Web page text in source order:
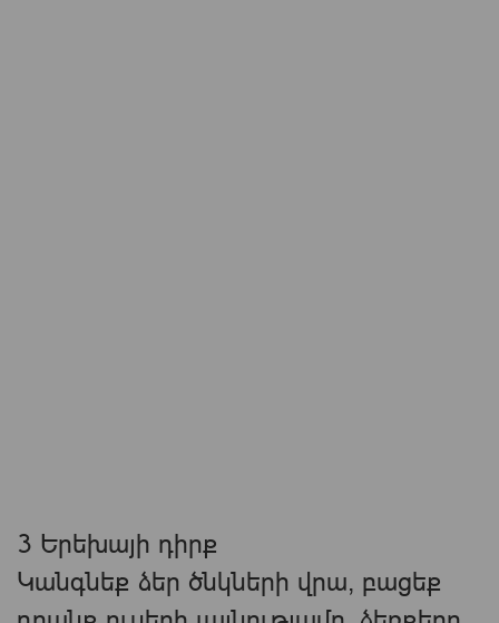
3 Երեխայի դիրք
Կանգնեք ձեր ծնկների վրա, բացեք